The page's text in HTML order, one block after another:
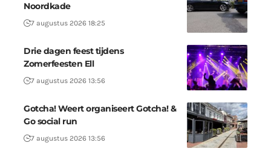
Noordkade
7 augustus 2026 18:25
Drie dagen feest tijdens
Zomerfeesten Ell
7 augustus 2026 13:56
Gotcha! Weert organiseert Gotcha! &
Go social run
7 augustus 2026 13:56